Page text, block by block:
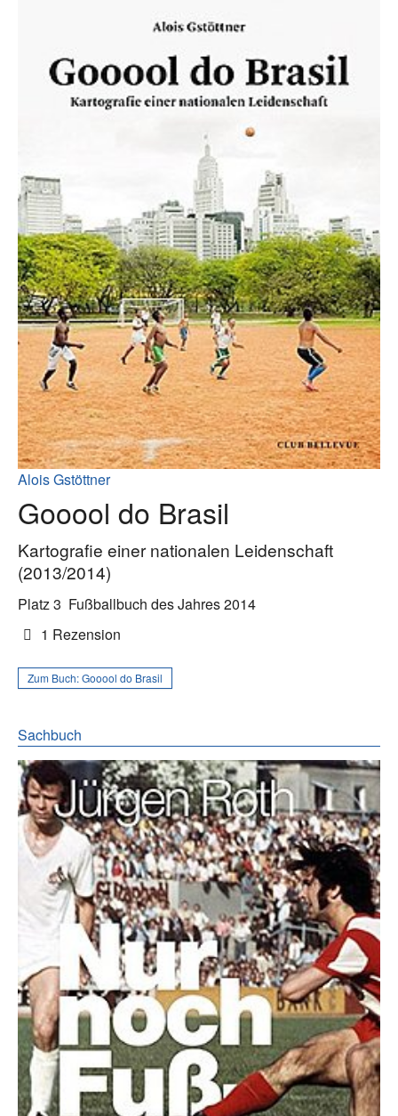
Alois Gstöttner
Gooool do Brasil
Kartografie einer nationalen Leidenschaft
(2013/2014)
Platz 3 Fußballbuch des Jahres 2014
1 Rezension
Zum Buch:Gooool do Brasil
Sachbuch